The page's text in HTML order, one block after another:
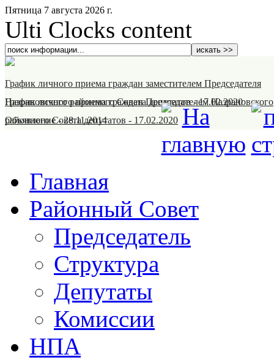
Пятница 7 августа 2026 г.
Ulti Clocks content
График личного приема граждан заместителем Председателя
Назрановского районного Совета депутатов-17.02.2020
График личного приема граждан Председателем Назрановского
районного Совета депутатов - 17.02.2020
Объявление-28.11.2014
Главная
Районный Совет
Председатель
Структура
Депутаты
Комиссии
НПА